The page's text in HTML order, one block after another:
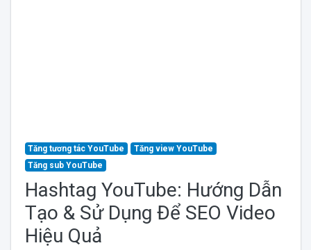
Tăng tương tác YouTube
Tăng view YouTube
Tăng sub YouTube
Hashtag YouTube: Hướng Dẫn
Tạo & Sử Dụng Để SEO Video
Hiệu Quả